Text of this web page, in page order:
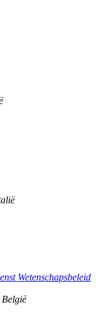
Wetenschapsbeleid
België